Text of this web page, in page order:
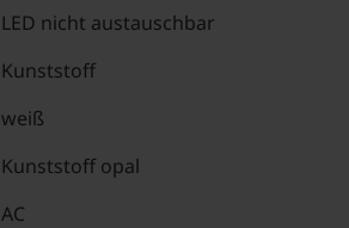
LED nicht austauschbar
Kunststoff
weiß
Kunststoff opal
AC